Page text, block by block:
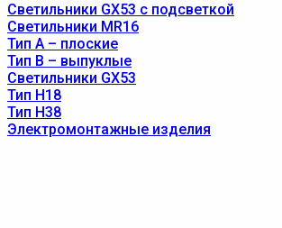
Светильники GX53 с подсветкой
Светильники MR16
Тип A – плоские
Тип B – выпуклые
Светильники GX53
Тип Н18
Тип Н38
Электромонтажные изделия